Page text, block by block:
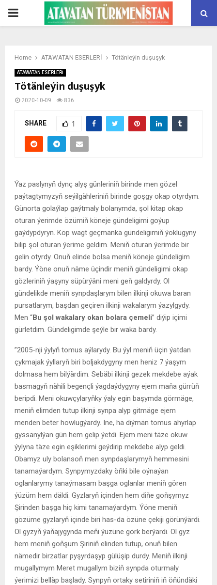
PRIMARY
Home ATAWATAN ESERLERİ Tötänleýin duşuşyk
ATAWATAN ESERLERİ
Tötänleýin duşuşyk
2020-10-09 836
SHARE 1
Ýaz paslynyň dynç alyş günleriniň birinde men gözel
paýtagtymyzyň seýilgähleriniň birinde goşgy okap otyrdym.
Günorta golaýlap gaýtmaly bolanymda, şol kitap okap
oturan ýerimde özümiň köneje gündeligimi goýup
gaýdypdyryn. Köp wagt geçmänkä gündeligimiň ýoklugyny
bilip şol oturan ýerime geldim. Meniň oturan ýerimde bir
gelin otyrdy. Onuň elinde bolsa meniň köneje gündeligim
bardy. Ýöne onuň näme üçindir meniň gündeligimi okap
gözleriniň ýaşyny süpürýäni meni geň galdyrdy. Ol
gündelikde meniň synpdaşlarym bilen ilkinji okuwa baran
pursatlarym, başdan geçiren ilkinji wakalarym ýazylgydy.
Men “Bu şol wakalary okan bolara çemeli” diýip içimi
gürletdim. Gündeligimde şeýle bir waka bardy.
”2005-nji ýylyň tomus aýlarydy. Bu ýyl meniň üçin ýatdan
çykmajak ýyllaryň biri boljakdygyny men heniz 7 ýaşym
dolmasa hem bilýärdim. Sebäbi ilkinji gezek mekdebe aýak
basmagyň nähili begençli ýagdaýdygyny ejem maňa gürrüň
beripdi. Meni okuwçylaryňky ýaly egin başymda görmäge,
meniň elimden tutup ilkinji synpa alyp gitmäge ejem
menden beter howlugýardy. Ine, hä diýmän tomus ahyrlap
gyssanylýan gün hem gelip ýetdi. Ejem meni täze okuw
ýylyna täze egin eşiklerimi geýdirip mekdebe alyp geldi.
Obamyz uly bolansoň men synpdaşlarymyň hemmesini
tanamaýardym. Synpymyzdaky öňki bile oýnaýan
oglanlarymy tanaýmasam başga oglanlar meniň gören
ýüzüm hem däldi. Gyzlaryň içinden hem diňe goňşymyz
Şirinden başga hiç kimi tanamaýardym. Ýöne meniň
gözüme gyzlaryň içinde biri has-da özüne çekiji görünýärdi.
Ol gyzyň ýaňajygynda meňi ýüzüne görk berýärdi. Ol gyz
hem meniň goňşum Şiriniň elinden tutup, onuň bilen
nämedir birzatlar pyşyrdaşyp gülüşip durdy. Meniň ilkinji
mugallymym Meret mugallym biziň synpda oturmaly
ýerimizi belläp başlady. Synpyň ortaky setiriniň iň öňündäki